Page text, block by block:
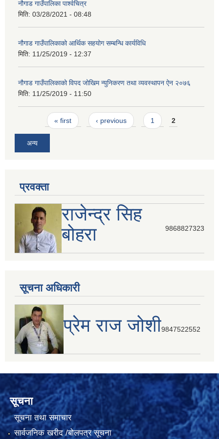
नौगाड गाउँपालिका पार्श्वचित्र
मिति: 03/28/2021 - 08:48
नौगाड गाउँपालिकाको आर्थिक सहयोग सम्बन्धि कार्यविधि
मिति: 11/25/2019 - 12:37
नौगाड गाउँपालिकाको विपद जोखिम न्युनिकरण तथा व्यवस्थापन ऐन २०७६
मिति: 11/25/2019 - 11:50
Pages« first ‹ previous 1 2
अन्य
प्रवक्ता
राजेन्द्र सिह
बोहरा
9868827323
सूचना अधिकारी
प्रेम राज जोशी9847522552
सूचना
सूचना तथा समाचार
सार्वजनिक खरीद /बोलपत्र सूचना